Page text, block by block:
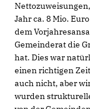
Jahr ca. 8 Mio.
dem
Gemeinderat die
hat. Dies war
einen richtigen
auch nicht, aber
wurden